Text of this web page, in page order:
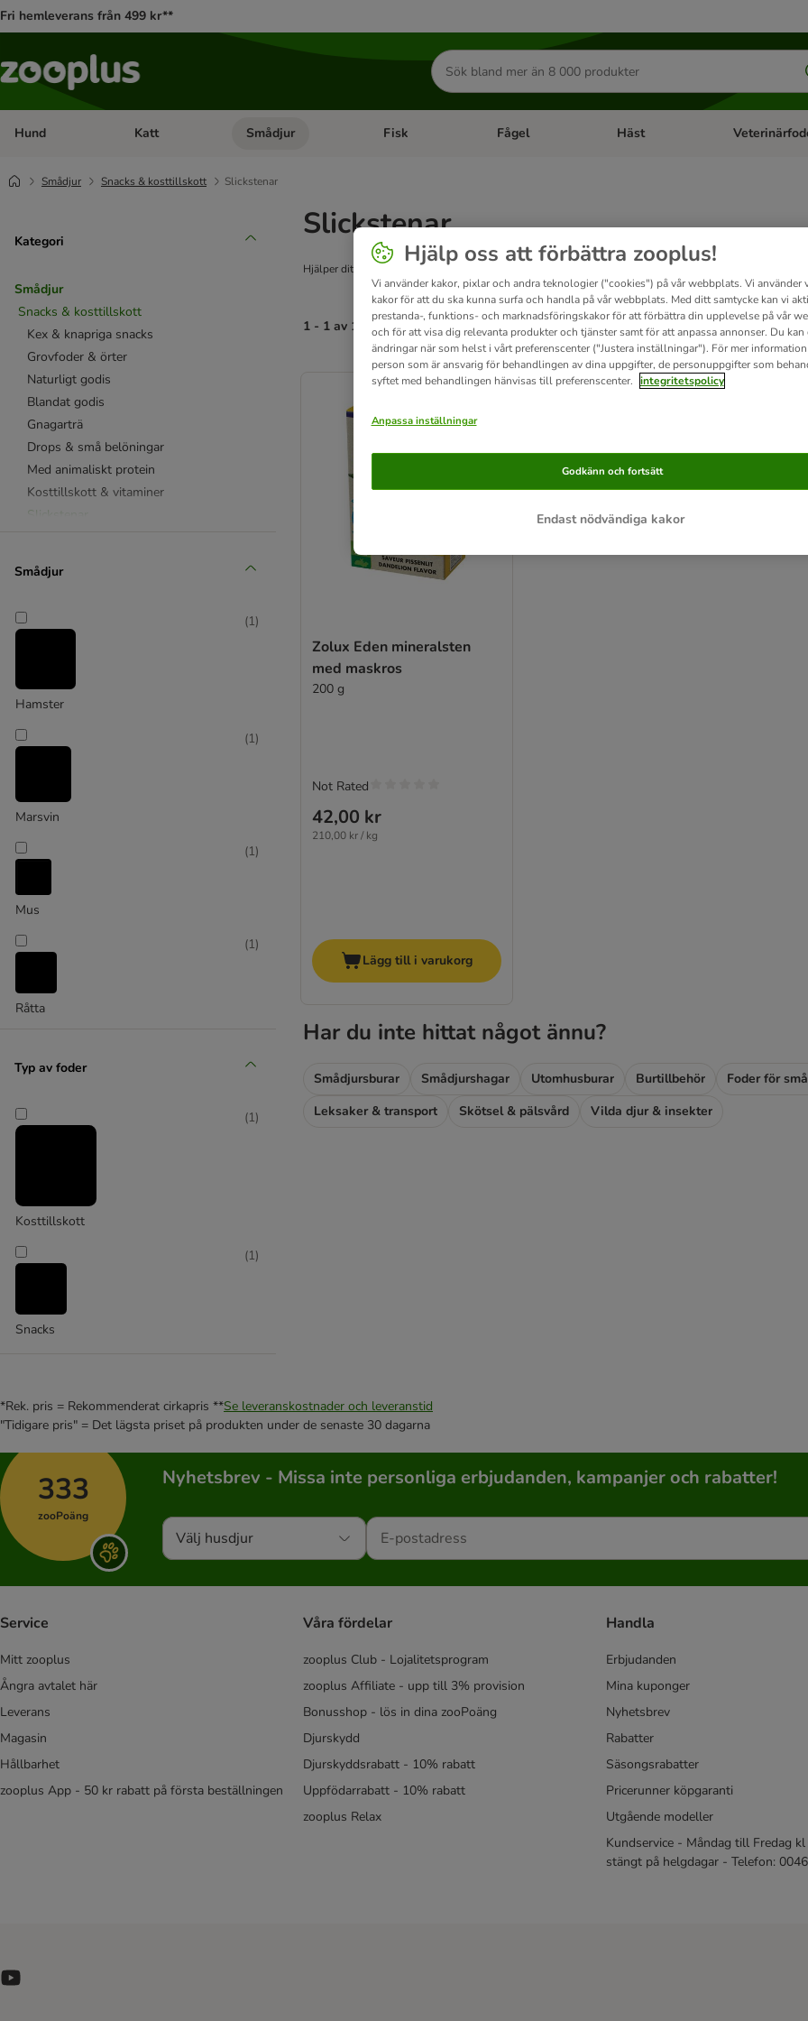
Fri hemleverans från 499 kr**
Sök
efter
produkter
Hund Open category menu: Hund
Katt Open category menu: Katt
Smådjur Open category menu: Smådjur
Fisk Open category menu: Fisk
Fågel Open category menu: Fågel
Häst Open category
Smådjur Snacks & kosttillskott Slickstenar
Kategori
Smådjur
Snacks & kosttillskott
Kex & knapriga snacks
Grovfoder & örter
Naturligt godis
Blandat godis
Gnagarträ
Drops & små belöningar
Med animaliskt protein
Kosttillskott & vitaminer
Slickstenar
Marsvin
Möss & ökenråttor
Degu
Bunny
Smådjur
Hamster
(1)
Marsvin
(1)
Mus
(1)
Råtta
(1)
Typ av foder
Kosttillskott
(1)
Snacks
(1)
Slickstenar
Hjälper ditt lilla husdjur med tandvården och ger samtidigt ett tillskott av hälsosamma mineraler.
1 - 1 av 1 resultat
product items have been changed
Zolux Eden mineralsten
med maskros
200 g
42,00 kr
210,00 kr / kg
Not Rated
Lägg till i varukorg
Har du inte hittat något ännu?
Smådjursburar Smådjurshagar Utomhusburar Burtillbehör Foder för
Leksaker & transport
Skötsel & pälsvård Vilda djur & insekter
*Rek. pris = Rekommenderat cirkapris **Se leveranskostnader och leveranstid
"Tidigare pris" = Det lägsta priset på produkten under de senaste 30 dagarna
333
zooPoäng
Nyhetsbrev - Missa inte personliga erbjudanden, kampanjer och rabatter!
Välj husdjur
Service
Mitt zooplus
Ångra avtalet här
Leverans
Magasin
Hållbarhet
zooplus App - 50 kr rabatt på första beställningen
Våra fördelar
zooplus Club - Lojalitetsprogram
zooplus Affiliate - upp till 3% provision
Bonusshop - lös in dina zooPoäng
Djurskydd
Djurskyddsrabatt - 10% rabatt
Uppfödarrabatt - 10% rabatt
zooplus Relax
Handla
Erbjudanden
Mina kuponger
Nyhetsbrev
Rabatter
Säsongsrabatter
Pricerunner köpgaranti
Utgående modeller
Kundservice - Måndag till Fredag
stängt på helgdagar - Telefon:
Hjälp oss att förbättra zooplus!
Vi använder kakor, pixlar och andra teknologier ("cookies") på vår webbplats. Vi använder
kakor för att du ska kunna surfa och handla på vår webbplats. Med ditt samtycke kan vi
prestanda-, funktions- och marknadsföringskakor för att förbättra din upplevelse på vår
och för att visa dig relevanta produkter och tjänster samt för att anpassa annonser. Du kan
ändringar när som helst i vårt preferenscenter ("Justera inställningar"). För mer
person som är ansvarig för behandlingen av dina uppgifter, de personuppgifter som
syftet med behandlingen hänvisas till preferenscenter. integritetspolicy
Anpassa inställningar
Endast nödvändiga kakor
Godkänn och fortsätt